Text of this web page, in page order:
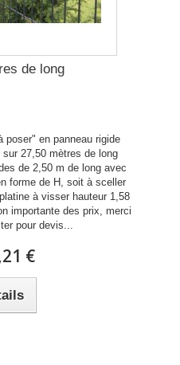
de long
poser" en panneau rigide
sur 27,50 mètres de long
de 2,50 m de long avec
forme de H, soit à sceller
à visser hauteur 1,58
importante des prix, merci
pour devis...
€